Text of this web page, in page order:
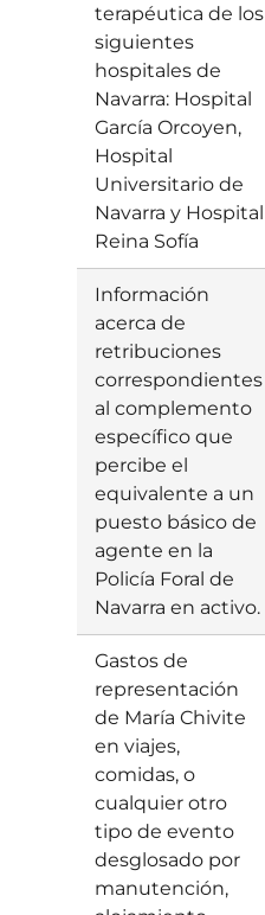
terapéutica de los
siguientes
hospitales de
Navarra: Hospital
García Orcoyen,
Hospital
Universitario de
Navarra y Hospital
Reina Sofía
Información
acerca de
retribuciones
correspondientes
al complemento
específico que
percibe el
equivalente a un
puesto básico de
agente en la
Policía Foral de
Navarra en activo.
Gastos de
representación
de María Chivite
en viajes,
comidas, o
cualquier otro
tipo de evento
desglosado por
manutención,